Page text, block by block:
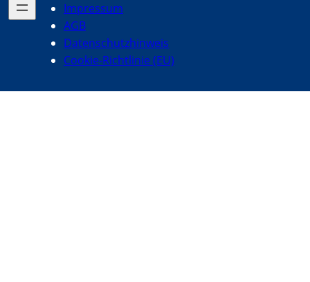
Impressum
AGB
Datenschutzhinweis
Cookie-Richtlinie (EU)